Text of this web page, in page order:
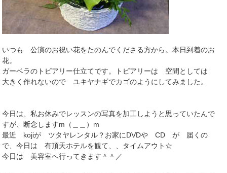
いつも 公演のお祝い花をたのんでくださる方から。本日到着のお
花。
ガーベラのトピアリー仕立てです。トピアリーは 空間としては
大きく作れないので ユキヤナギでカゴのようにしてみました。
今日は、私お休みでレッスンの写真を加工しようと思っていたんで
すが、断念しますm（＿＿）m
最近 kojiが ツタヤレンタル？お家にDVDや CD が 届くの
で、今日は 有頂天ホテルを観て、、タイムアウト☆
今日は 美容室へ行ってきます＾＾／